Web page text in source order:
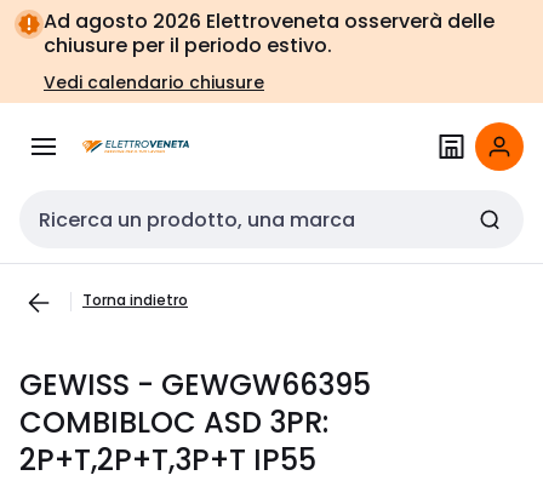
Vai alla
navigazione
Vai
alla
pagina
Ad agosto 2026 Elettroveneta osserverà delle
chiusure per il periodo estivo.
Vedi calendario chiusure
Cerca input
Torna indietro
GEWISS - GEWGW66395
COMBIBLOC ASD 3PR:
2P+T,2P+T,3P+T IP55